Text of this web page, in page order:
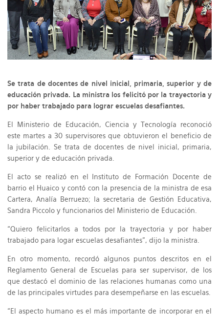
Se trata de docentes de nivel inicial, primaria, superior y de
educación privada. La ministra los felicitó por la trayectoria y
por haber trabajado para lograr escuelas desafiantes.
El Ministerio de Educación, Ciencia y Tecnología reconoció
este martes a 30 supervisores que obtuvieron el beneficio de
la jubilación. Se trata de docentes de nivel inicial, primaria,
superior y de educación privada.
El acto se realizó en el Instituto de Formación Docente de
barrio el Huaico y contó con la presencia de la ministra de esa
Cartera, Analía Berruezo; la secretaria de Gestión Educativa,
Sandra Piccolo y funcionarios del Ministerio de Educación.
“Quiero felicitarlos a todos por la trayectoria y por haber
trabajado para logar escuelas desafiantes”, dijo la ministra.
En otro momento, recordó algunos puntos descritos en el
Reglamento General de Escuelas para ser supervisor, de los
que destacó el dominio de las relaciones humanas como una
de las principales virtudes para desempeñarse en las escuelas.
“El aspecto humano es el más importante de incorporar en el